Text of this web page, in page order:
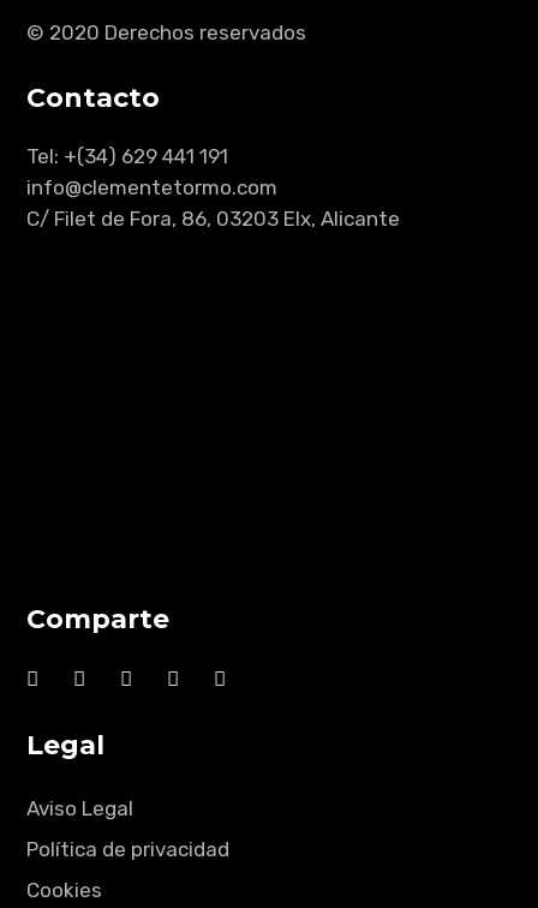
© 2020 Derechos reservados
Contacto
Tel: +(34) 629 441 191
info@clementetormo.com
C/ Filet de Fora, 86, 03203 Elx, Alicante
Comparte
Legal
Aviso Legal
Política de privacidad
Cookies